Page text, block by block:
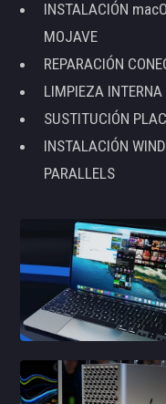
INSTALACIÓN
MOJAVE
REPARACIÓN
LIMPIEZA
SUSTITUCIÓN
INSTALACIÓN
PARALLELS